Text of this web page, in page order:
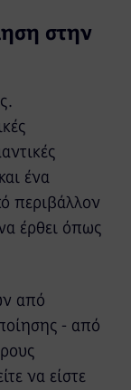
στην
ένα
περιβάλλον
έρθει όπως
από
- από
να είστε